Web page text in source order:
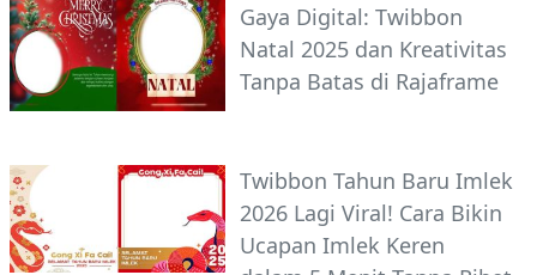
Gaya Digital: Twibbon
Natal 2025 dan Kreativitas
Tanpa Batas di Rajaframe
Twibbon Tahun Baru Imlek
2026 Lagi Viral! Cara Bikin
Ucapan Imlek Keren